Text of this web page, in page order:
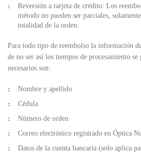
Reversión a tarjeta de crédito: Los
método no pueden ser parciales,
totalidad de la orden.
Para todo tipo de reembolso la información
de no ser así los tiempos de procesamiento
necesarios son:
Nombre y apellido
Cédula
Número de orden
Correo electrónico registrado en Óptica
Datos de la cuenta bancaria (solo aplica